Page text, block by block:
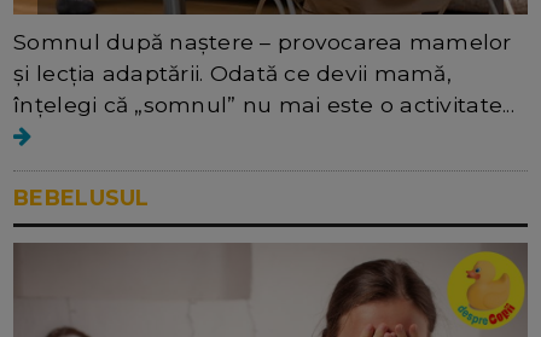
Somnul după naștere – provocarea mamelor
și lecția adaptării. Odată ce devii mamă,
înțelegi că „somnul” nu mai este o activitate...
BEBELUSUL